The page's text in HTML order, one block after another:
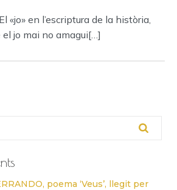
«jo» en l’escriptura de la història,
el jo mai no amagui[…]
poema ‘Veus’, llegit per